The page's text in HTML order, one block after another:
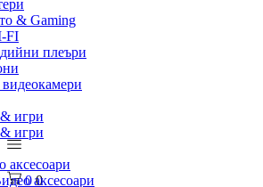
& Gaming
FI
плеъри
игри
игри
аксесоари
аксесоари
00